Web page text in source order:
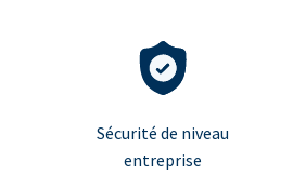
Sécurité de niveau
entreprise